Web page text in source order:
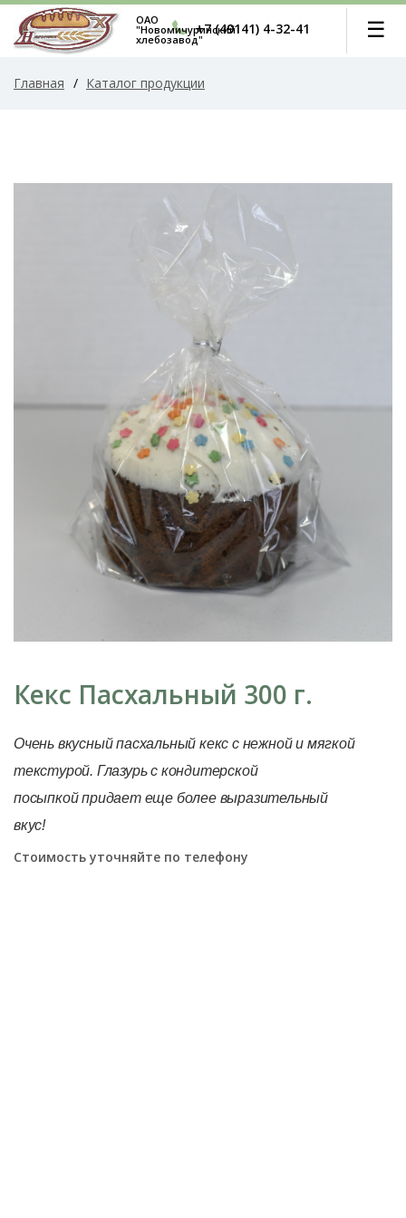
ОАО
"Новомичуринский
хлебозавод"
+7 (49141) 4-32-41 ☰
Главная / Каталог продукции
Кекс Пасхальный 300 г.
Очень вкусный пасхальный кекс с нежной и мягкой
текстурой. Глазурь с кондитерской
посыпкойпридает еще более выразительный
вкус!
Стоимость уточняйте по телефону